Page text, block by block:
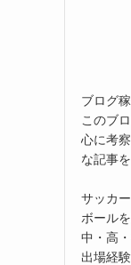
ブログ
このブ
心に考
な記事
サッカ
ボール
中・高
出場経